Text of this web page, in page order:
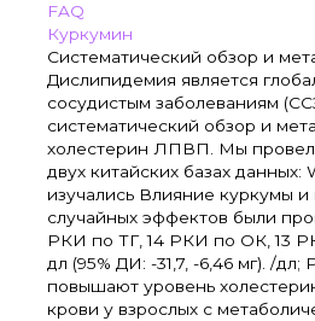
FAQ
Куркумин
Систематический обзор и
Дислипидемия является
сосудистым заболеваниям
систематический обзор и
холестерин ЛПВП. Мы
двух китайских базах
изучались Влияние куркумы
случайных эффектов были
РКИ по ТГ, 14 РКИ по ОК, 13
дл (95% ДИ: -31,7, -6,46 мг). /
повышают уровень
крови у взрослых с